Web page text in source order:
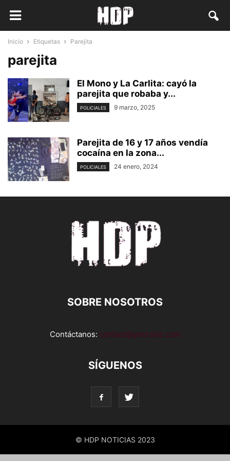
Inicio Etiquetas Parejita
parejita
El Mono y La Carlita: cayó la
parejita que robaba y...
POLICIALES 9 marzo, 2025
Parejita de 16 y 17 años vendía
cocaína en la zona...
POLICIALES 24 enero, 2024
SOBRE NOSOTROS
Contáctanos: contact@yoursite.com
SÍGUENOS
© HDP NOTICIAS 2023